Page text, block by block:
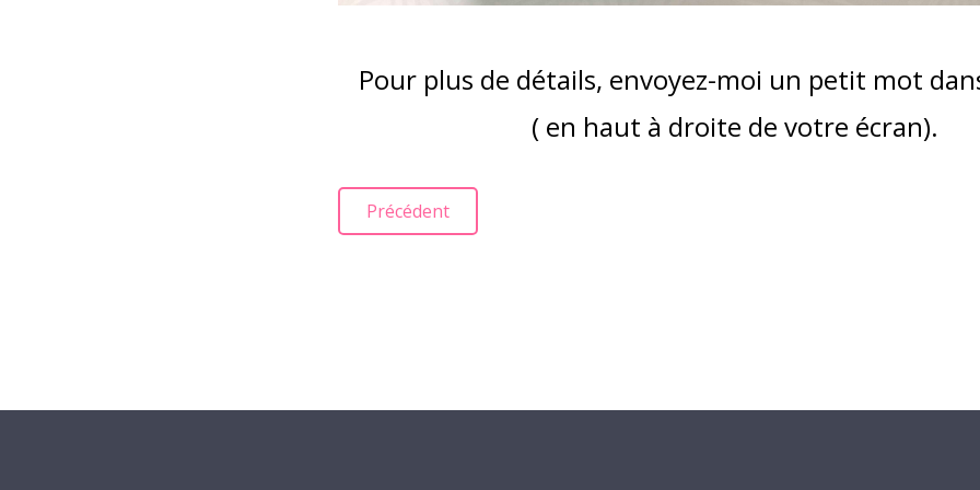
Pour plus de détails, envoyez-moi un petit mot
( en haut à droite de votre écran).
Article précédent : Pull enfant torsades
Précédent